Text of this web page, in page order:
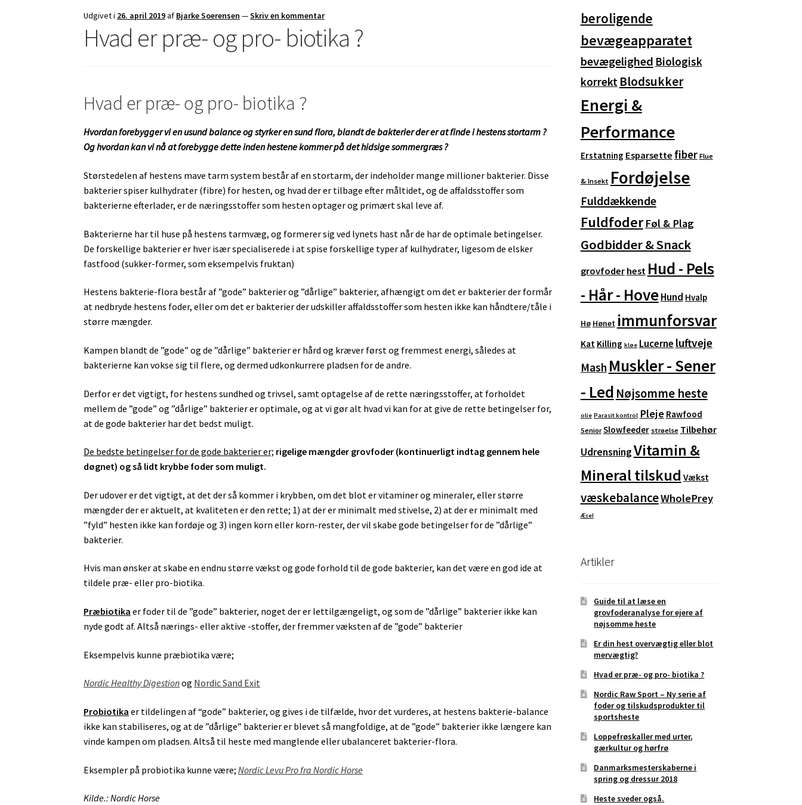
Udgivet i 26. april 2019af Bjarke Soerensen —Skriv en kommentar
Hvad er præ- og pro- biotika ?
Hvad er præ- og pro- biotika ?
Hvordan forebygger vi en usund balance og styrker en sund flora, blandt de bakterier der er at finde i hestens stortarm ?
Og hvordan kan vi nå at forebygge dette inden hestene kommer på det hidsige sommergræs ?
Størstedelen af hestens mave tarm system består af en stortarm, der indeholder mange millioner bakterier. Disse
bakterier spiser kulhydrater (fibre) for hesten, og hvad der er tilbage efter måltidet, og de affaldsstoffer som
bakterierne efterlader, er de næringsstoffer som hesten optager og primært skal leve af.
Bakterierne har til huse på hestens tarmvæg, og formerer sig ved lynets hast når de har de optimale betingelser.
De forskellige bakterier er hver især specialiserede i at spise forskellige typer af kulhydrater, ligesom de elsker
fastfood (sukker-former, som eksempelvis fruktan)
Hestens bakterie-flora består af ”gode” bakterier og ”dårlige” bakterier, afhængigt om det er bakterier der formår
at nedbryde hestens foder, eller om det er bakterier der udskiller affaldsstoffer som hesten ikke kan håndtere/tåle i
større mængder.
Kampen blandt de ”gode” og de ”dårlige” bakterier er hård og kræver først og fremmest energi, således at
bakterierne kan vokse sig til flere, og dermed udkonkurrere pladsen for de andre.
Derfor er det vigtigt, for hestens sundhed og trivsel, samt optagelse af de rette næringsstoffer, at forholdet
mellem de ”gode” og ”dårlige” bakterier er optimale, og at vi gør alt hvad vi kan for at give de rette betingelser for,
at de gode bakterier har det bedst muligt.
De bedste betingelser for de gode bakterier er; rigelige mængder grovfoder (kontinuerligt indtag gennem hele
døgnet) og så lidt krybbe foder som muligt.
Der udover er det vigtigt, at det der så kommer i krybben, om det blot er vitaminer og mineraler, eller større
mængder der er aktuelt, at kvaliteten er den rette; 1) at der er minimalt med stivelse, 2) at der er minimalt med
”fyld” hesten ikke kan fordøje og 3) ingen korn eller korn-rester, der vil skabe gode betingelser for de ”dårlige”
bakterier.
Hvis man ønsker at skabe en endnu større vækst og gode forhold til de gode bakterier, kan det være en god ide at
tildele præ- eller pro-biotika.
Præbiotika er foder til de ”gode” bakterier, noget der er lettilgængeligt, og som de ”dårlige” bakterier ikke kan
nyde godt af. Altså nærings- eller aktive -stoffer, der fremmer væksten af de ”gode” bakterier
Eksempelvis kunne præbiotika være;
Nordic HealthyDigestionog Nordic Sand Exit
Probiotika er tildelingen af “gode” bakterier, og gives i de tilfælde, hvor det vurderes, at hestens bakterie-balance
ikke kan stabiliseres, og at de ”dårlige” bakterier er blevet så mangfoldige, at de ”gode” bakterier ikke længere kan
vinde kampen om pladsen. Altså til heste med manglende eller ubalanceret bakterier-flora.
Eksempler på probiotika kunne være;Nordic Levu Pro fra Nordic Horse
Kilde.: Nordic Horse
beroligende
bevægeapparatet
bevægelighed Biologisk
korrekt Blodsukker
Energi &
Performance
Erstatning Esparsette fiber Flue
& Insekt Fordøjelse
Fulddækkende
Fuldfoder Føl & Plag
Godbidder & Snack
grovfoder hest Hud - Pels
- Hår - HoveHund Hvalp
Hø Hønet immunforsvar
Kat Killing kløe Lucerne luftveje
Mash Muskler - Sener
- Led Nøjsomme heste
olie Parasit kontrol Pleje Rawfood
Senior Slowfeeder strøelse Tilbehør
UdrensningVitamin &
Mineral tilskud Vækst
væskebalanceWholePrey
Æsel
Artikler
Guide til at læse en
grovfoderanalyse for ejere af
nøjsomme heste
Er din hest overvægtig eller blot
mervægtig?
Hvad er præ- og pro- biotika ?
Nordic Raw Sport – Ny serie af
foder og tilskudsprodukter til
sportsheste
Loppefrøskaller med urter,
gærkultur og hørfrø
Danmarksmesterskaberne i
spring og dressur 2018
Heste sveder også.